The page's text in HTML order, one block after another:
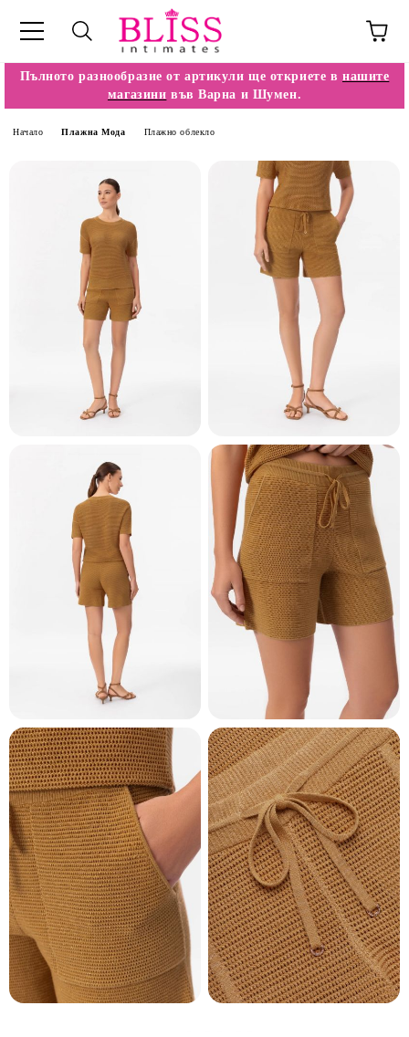
Пълното разнообразие от артикули ще откриете в нашите
магазини във Варна и Шумен.
Начало Плажна Мода Плажно облекло